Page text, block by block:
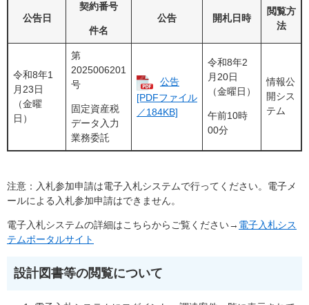
公告日
契約番号
件名
公告 開札日時
閲覧方
法
令和8年1
月23日
（金曜
日）
第
2025006201
号
固定資産税
データ入力
業務委託
公告
[PDFファイル
／184KB]
令和8年2
月20日
（金曜日）
午前10時
00分
情報公
開シス
テム
注意：入札参加申請は電子入札システムで行ってください。電子メ
ールによる入札参加申請はできません。
電子入札システムの詳細はこちらからご覧ください→ 電子入札シス
テムポータルサイト
設計図書等の閲覧について